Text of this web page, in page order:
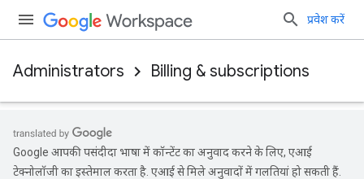
प्रवेश करें
Administrators Billing & subscriptions
Google आपकी पसंदीदा भाषा में कॉन्टेंट का अनुवाद करने के लिए, एआई
टेक्नोलॉजी का इस्तेमाल करता है. एआई से मिले अनुवादों में गलतियां हो सकती हैं.